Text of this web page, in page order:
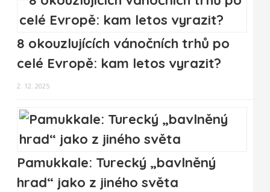
8 okouzlujících vánočních trhů po
celé Evropě: kam letos vyrazit?
2. 12. 2025
Pamukkale: Turecký „bavlněný
hrad“ jako z jiného světa